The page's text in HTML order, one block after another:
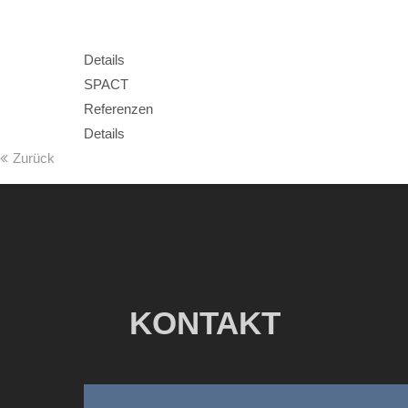
Details
SPACT
Referenzen
Details
Zurück
KONTAKT